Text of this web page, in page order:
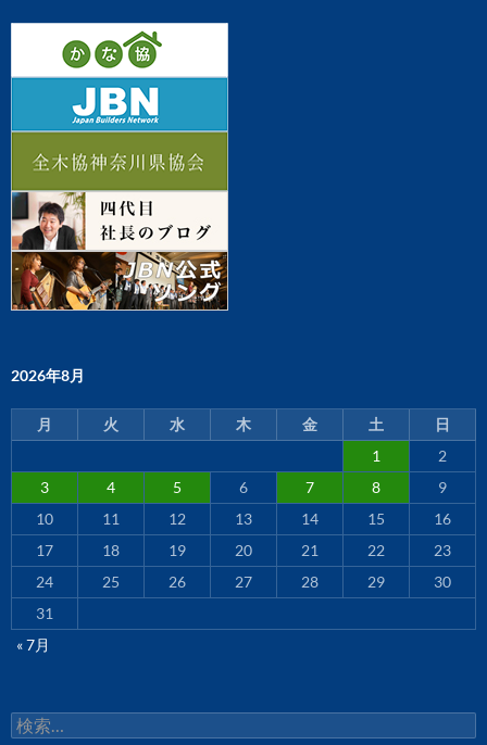
2026年8月
月 火 水 木 金 土
日
1
2
3
4 5 6 7 8
9
10
11 12 13 14 15
16
17
18 19 20 21 22
23
24
25 26 27 28 29
30
31
« 7月
検
索: